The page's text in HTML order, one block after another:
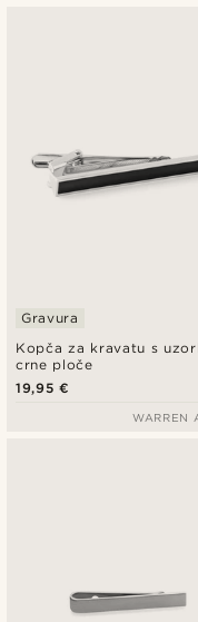
Kopča za kravatu s
crne ploče
Gravura
19,95 €
WARREN